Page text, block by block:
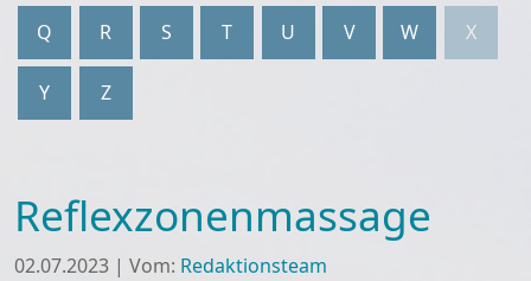
Q R S T U V W X
Y Z
Reflexzonenmassage
02.07.2023 | Vom: Redaktionsteam